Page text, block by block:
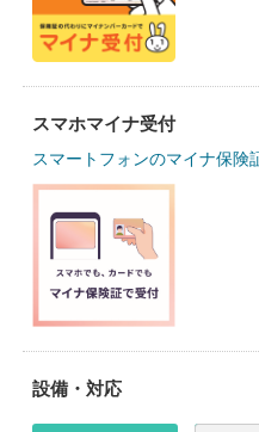
スマホマイナ受付
スマートフォンのマイナ保険
設備・対応